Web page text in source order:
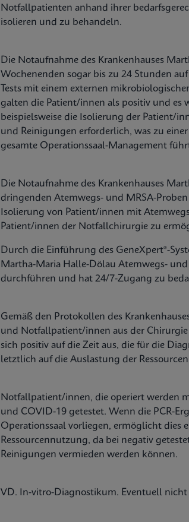
Notfallpatienten anhand ihrer
isolieren und zu behandeln.
Die Notaufnahme des Krankenhauses
Wochenenden sogar bis zu 24 Stunden
Tests mit einem externen
galten die Patient/innen als positiv und es
beispielsweise die Isolierung der Patient/
und Reinigungen erforderlich, was zu
gesamte Operationssaal-Management
Die Notaufnahme des Krankenhauses
dringenden Atemwegs- und MRSA-
Isolierung von Patient/innen mit
Patient/innen der Notfallchirurgie zu
Durch die Einführung des GeneXpert®-
Martha-Maria Halle-Dölau Atemwegs-
durchführen und hat 24/7-Zugang zu
Gemäß den Protokollen des
und Notfallpatient/innen aus der
sich positiv auf die Zeit aus, die für die
letztlich auf die Auslastung der
Notfallpatient/innen, die operiert werden
und COVID-19 getestet. Wenn die PCR-
Operationssaal vorliegen, ermöglicht dies
Ressourcennutzung, da bei negativ
Reinigungen vermieden werden können.
VD. In-vitro-Diagnostikum. Eventuell